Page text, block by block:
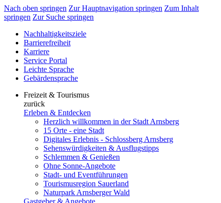
Nach oben springen Zur Hauptnavigation springen Zum Inhalt
springen Zur Suche springen
Nachhaltigkeitsziele
Barrierefreiheit
Karriere
Service Portal
Leichte Sprache
Gebärdensprache
Freizeit & Tourismus
zurück
Erleben & Entdecken
Herzlich willkommen in der Stadt Arnsberg
15 Orte - eine Stadt
Digitales Erlebnis - Schlossberg Arnsberg
Sehenswürdigkeiten & Ausflugstipps
Schlemmen & Genießen
Ohne Sonne-Angebote
Stadt- und Eventführungen
Tourismusregion Sauerland
Naturpark Arnsberger Wald
Gastgeber & Angebote